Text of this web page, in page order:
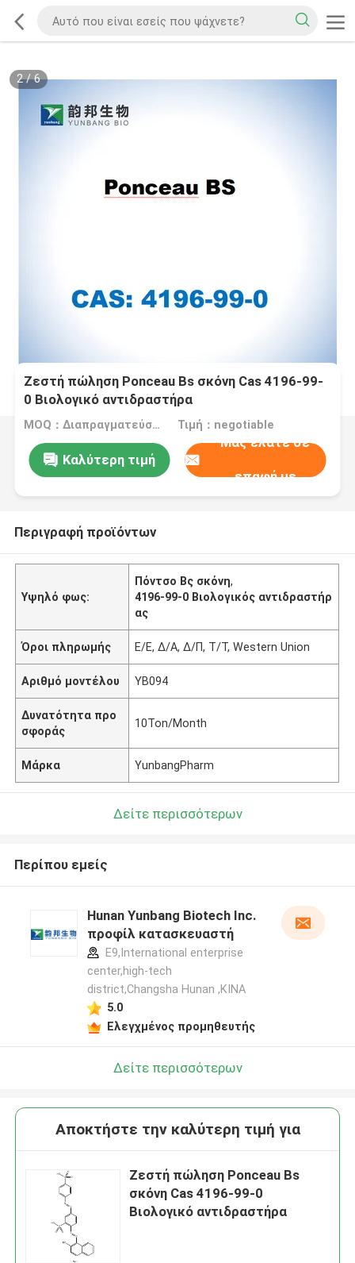
2/6
Ζεστή πώληση Ponceau Bs σκόνη Cas 4196-99-
0 Βιολογικό αντιδραστήρα
MOQ：Διαπραγματεύσιμα Τιμή：negotiable
Καλύτερη τιμή
Μας ελάτε σε
επαφή με
Περιγραφή προϊόντων
Υψηλό φως:
Πόντσο Βς σκόνη,
4196-99-0 Βιολογικός αντιδραστήρ
ας
Όροι πληρωμής Ε/Ε, Δ/Α, Δ/Π, Τ/Τ, Western Union
Αριθμό μοντέλου YB094
Δυνατότητα προ
σφοράς
10Ton/Month
Μάρκα YunbangPharm
Δείτε περισσότερων
Περίπου εμείς
Hunan Yunbang Biotech Inc.
προφίλ κατασκευαστή
E9,International enterprise
center,high-tech
district,Changsha Hunan ,ΚΙΝΑ
5.0
Ελεγχμένος προμηθευτής
Δείτε περισσότερων
Αποκτήστε την καλύτερη τιμή για
Ζεστή πώληση Ponceau Bs
σκόνη Cas 4196-99-0
Βιολογικό αντιδραστήρα